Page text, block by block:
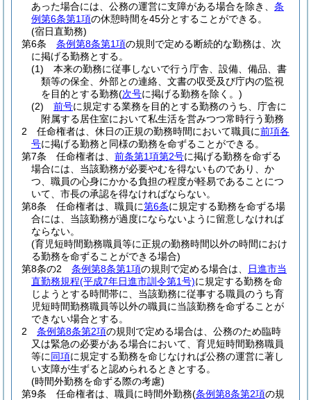
あった場合には、公務の運営に支障がある場合を除き、 条
例第6条第1項の休憩時間を45分とすることができる。
(宿日直勤務)
第6条
条例第8条第1項の規則で定める断続的な勤務は、次
に掲げる勤務とする。
(1)
本来の勤務に従事しないで行う庁舎、設備、備品、書
類等の保全、外部との連絡、文書の収受及び庁内の監視
を目的とする勤務(次号に掲げる勤務を除く。)
(2)
前号に規定する業務を目的とする勤務のうち、庁舎に
附属する居住室において私生活を営みつつ常時行う勤務
2
任命権者は、休日の正規の勤務時間において職員に前項各
号に掲げる勤務と同様の勤務を命ずることができる。
第7条
任命権者は、 前条第1項第2号に掲げる勤務を命ずる
場合には、当該勤務が必要やむを得ないものであり、か
つ、職員の心身にかかる負担の程度が軽易であることにつ
いて、市長の承認を得なければならない。
第8条
任命権者は、職員に第6条に規定する勤務を命ずる場
合には、当該勤務が過度にならないように留意しなければ
ならない。
(育児短時間勤務職員等に正規の勤務時間以外の時間におけ
る勤務を命ずることができる場合)
第8条の2
条例第8条第1項の規則で定める場合は、
日進市当
直勤務規程(平成7年日進市訓令第1号)に規定する勤務を命
じようとする時間帯に、当該勤務に従事する職員のうち育
児短時間勤務職員等以外の職員に当該勤務を命ずることが
できない場合とする。
2
条例第8条第2項の規則で定める場合は、公務のため臨時
又は緊急の必要がある場合において、育児短時間勤務職員
等に同項に規定する勤務を命じなければ公務の運営に著し
い支障が生ずると認められるときとする。
(時間外勤務を命ずる際の考慮)
第9条
任命権者は、職員に時間外勤務(条例第8条第2項の規